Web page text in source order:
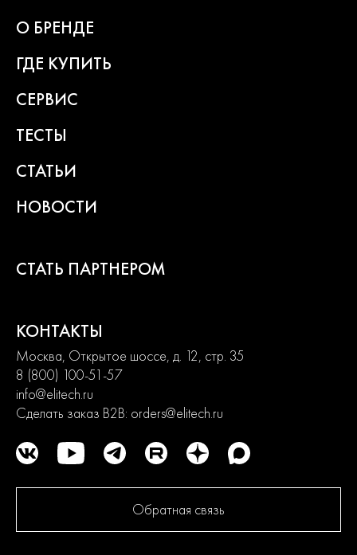
О БРЕНДЕ
ГДЕ КУПИТЬ
СЕРВИС
ТЕСТЫ
СТАТЬИ
НОВОСТИ
СТАТЬ ПАРТНЕРОМ
КОНТАКТЫ
Москва, Открытое шоссе, д. 12, стр. 35
8 (800) 100-51-57
info@elitech.ru
Сделать заказ B2B: orders@elitech.ru
Обратная связь